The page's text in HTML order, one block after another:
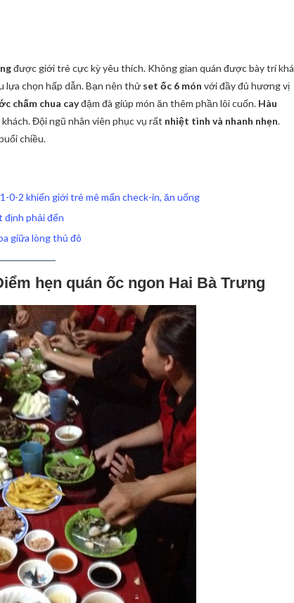
được giới trẻ cực kỳ yêu thích. Không gian quán được bày trí khá
lựa chọn hấp dẫn. Bạn nên thử set ốc 6 món với đầy đủ hương vị
chấm chua cayđậm đà giúp món ăn thêm phần lôi cuốn. Hàu
Đội ngũ nhân viên phục vụ rất nhiệt tình và nhanh nhẹn.
chiều.
0-2 khiến giới trẻ mê mẩn check-in, ăn uống
định phải đến
giữa lòng thủ đô
hẹn quán ốc ngon Hai Bà Trưng